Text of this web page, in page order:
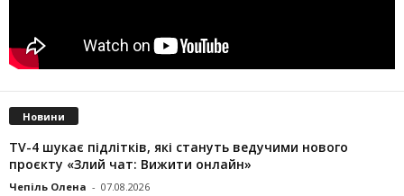
Новини
TV-4 шукає підлітків, які стануть ведучими нового
проєкту «Злий чат: Вижити онлайн»
Чепіль Олена - 07.08.2026